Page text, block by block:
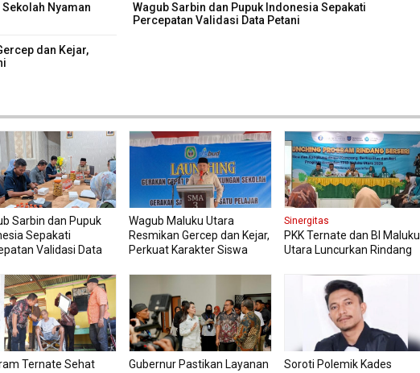
Nyaman
Wagub Sarbin dan Pupuk Indonesia Sepakati
Percepatan Validasi Data Petani
dan Kejar,
Sarbin dan Pupuk
Sepakati
Validasi Data
Wagub Maluku Utara
Resmikan Gercep dan Kejar,
Perkuat Karakter Siswa
Sinergitas
PKK Ternate dan BI Maluku
Utara Luncurkan Rindang
Pangan
Ternate Sehat
Gubernur Pastikan Layanan
Soroti Polemik Kades